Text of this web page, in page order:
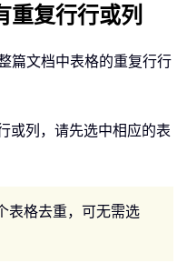
重复行行或列
篇文档中表格的重复行行
或列，请先选中相应的表
表格去重，可无需选